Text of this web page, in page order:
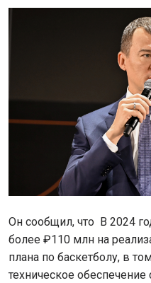
Он сообщил, что В 2024
более ₽110 млн на
плана по баскетболу, в
техническое